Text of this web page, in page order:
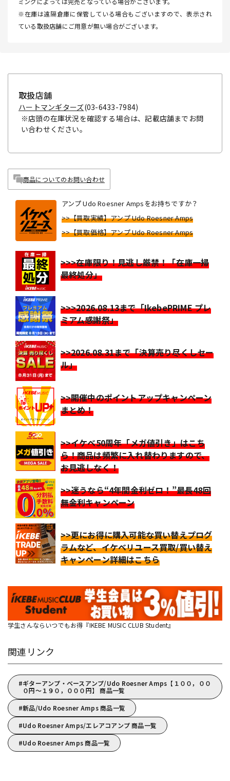
※在庫は遠隔倉庫に保管している場合もございますので、表示され
ている取扱店舗にご用意が無い場合がございます。
取扱店舗
ハートマンギターズ(03-6433-7984)
※店頭の在庫状況を確認する場合は、記載店舗までお問
い合わせください。
商品についてのお問い合わせ
アンプ Udo Roesner Ampsをお持ちですか？
>>【買取実績】アンプ Udo Roesner Amps
>>【買取価格】アンプ Udo Roesner Amps
>>>在庫限り！見逃し厳禁！「在庫一掃
最終処分」
>>>2026.08.13まで「IkebePRIME プレ
ミアム感謝祭」
>>2026.08.31まで「決算売り尽くしセー
ル」
>>開催中のポイントアップキャンペーン
まとめ！
>>イケベ50周年「メガ値引き」はこち
ら！商品は頻繁に入れ替わりますので、
お見逃しなく！
>>迷うなら“4年間金利ゼロ！”最長48回
無金利キャンペーン
>>更にお得に購入可能な買い替えプログ
ラムなど、イケベリユース買取/買い替え
キャンペーン詳細はこちら
学生さんならいつでもお得『IKEBE MUSIC CLUB Student』
関連リンク
ギターアンプ・ベースアンプ/Udo Roesner Amps【１００，００
０円～１９０，０００円】 商品一覧
新品/Udo Roesner Amps 商品一覧
Udo Roesner Amps/エレアコアンプ 商品一覧
Udo Roesner Amps 商品一覧